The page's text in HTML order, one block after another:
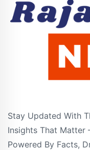
Stay Updated With
Insights That Matter
Powered By Facts,